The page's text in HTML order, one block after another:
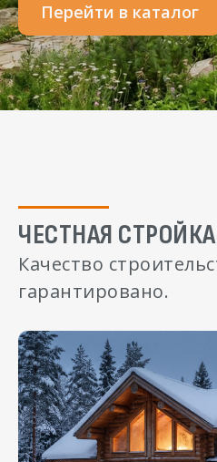
Перейти в каталог
ЧЕСТНАЯ
Качество
гарантировано.